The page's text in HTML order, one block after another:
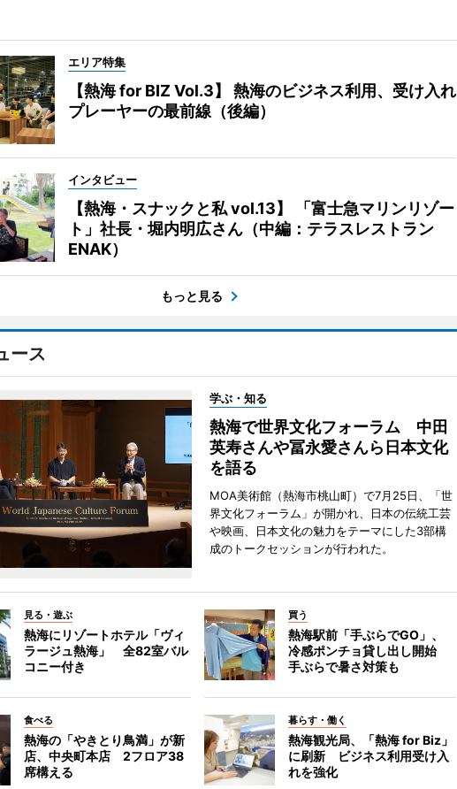
エリア特集
【熱海 for BIZ Vol.3】 熱海のビジネス利用、受け入れ
プレーヤーの最前線（後編）
インタビュー
【熱海・スナックと私 vol.13】 「富士急マリンリゾー
ト」社長・堀内明広さん（中編：テラスレストラン
ENAK）
もっと見る
ース
学ぶ・知る
熱海で世界文化フォーラム 中田
英寿さんや冨永愛さんら日本文化
を語る
MOA美術館（熱海市桃山町）で7月25日、「世
界文化フォーラム」が開かれ、日本の伝統工芸
や映画、日本文化の魅力をテーマにした3部構
成のトークセッションが行われた。
見る・遊ぶ
熱海にリゾートホテル「ヴィ
ラージュ熱海」 全82室バル
コニー付き
買う
熱海駅前「手ぶらでGO」、
冷感ポンチョ貸し出し開始
手ぶらで暑さ対策も
食べる
熱海の「やきとり鳥満」が新
店、中央町本店 2フロア38
席構える
暮らす・働く
熱海観光局、「熱海 for Biz」
に刷新 ビジネス利用受け入
れを強化